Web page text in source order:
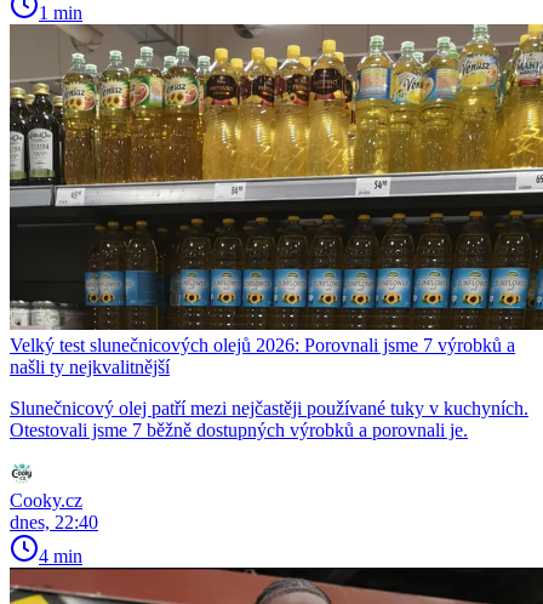
1 min
Velký test slunečnicových olejů 2026: Porovnali jsme 7 výrobků a
našli ty nejkvalitnější
Slunečnicový olej patří mezi nejčastěji používané tuky v kuchyních.
Otestovali jsme 7 běžně dostupných výrobků a porovnali je.
Cooky.cz
dnes, 22:40
4 min